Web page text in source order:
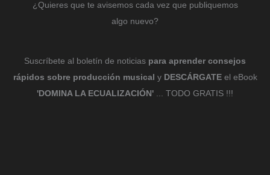
¿Quieres que te avisemos cada vez que publiquemos
algo nuevo?
Suscríbete al boletín de noticias para aprender consejos
rápidos sobre producción musical y DESCÁRGATEel eBook
'DOMINA LA ECUALIZACIÓN' ... TODO GRATIS !!!